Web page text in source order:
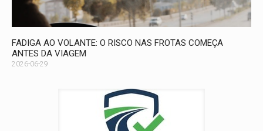
FADIGA AO VOLANTE: O RISCO NAS FROTAS COMEÇA
ANTES DA VIAGEM
2026-06-29